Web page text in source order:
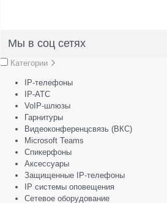
Мы в соц сетях
Категории
IP-телефоны
IP-АТС
VoIP-шлюзы
Гарнитуры
Видеоконференцсвязь (ВКС)
Microsoft Teams
Спикерфоны
Аксессуары
Защищенные IP-телефоны
IP системы оповещения
Сетевое оборудование